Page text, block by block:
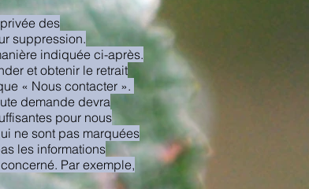
des
suppression.
indiquée ci-après.
et obtenir le retrait
« Nous contacter ».
demande devra
pour nous
ne sont pas marquées
les informations
Par exemple,